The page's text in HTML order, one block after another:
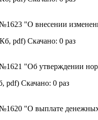
"О внесении
pdf) Скачано: 0 раз
"Об утверждении
pdf) Скачано: 0 раз
"О выплате